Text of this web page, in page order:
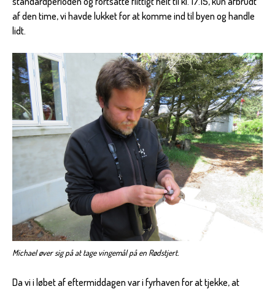
af den time, vi havde lukket for at komme ind til byen og handle
lidt.
Michael øver sig på at tage vingemål på en Rødstjert.
Da vi i løbet af eftermiddagen var i fyrhaven for at tjekke, at